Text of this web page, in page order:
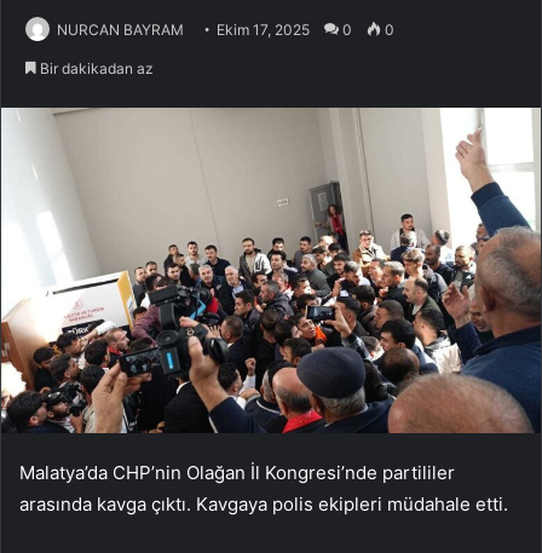
NURCAN BAYRAM Ekim 17, 2025 0 0
Bir dakikadan az
Malatya’da CHP’nin Olağan İl Kongresi’nde partililer
arasında kavga çıktı. Kavgaya polis ekipleri müdahale etti.